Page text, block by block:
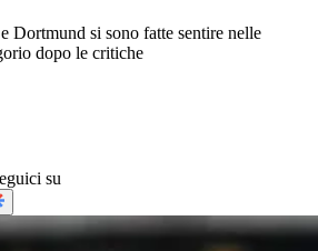
Dortmund si sono fatte sentire nelle
dopo le critiche
su